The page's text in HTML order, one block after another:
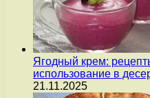
Ягодный крем:
использование в
21.11.2025